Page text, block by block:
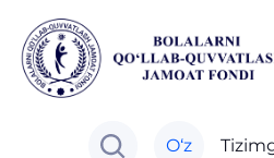
O‘z